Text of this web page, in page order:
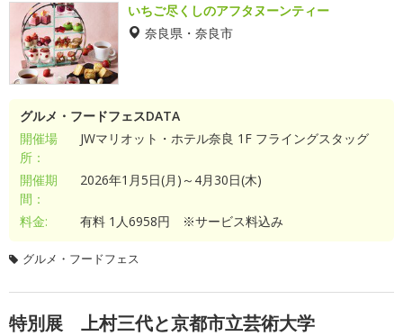
いちご尽くしのアフタヌーンティー
奈良県・奈良市
グルメ・フードフェスDATA
開催場
所：
JWマリオット・ホテル奈良 1F フライングスタッグ
開催期
間：
2026年1月5日(月)～4月30日(木)
料金: 有料 1人6958円 ※サービス料込み
グルメ・フードフェス
特別展 上村三代と京都市立芸術大学